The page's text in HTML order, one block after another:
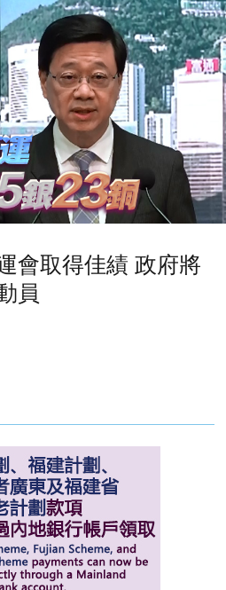
會取得佳績 政府將
員